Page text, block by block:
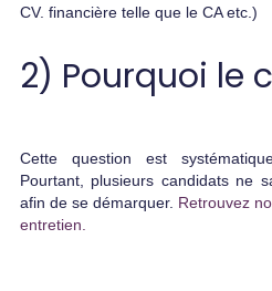
CV. financière telle que le CA etc.)
2) Pourquoi le
Cette question est
Pourtant, plusieurs candidats ne
afin de se démarquer. Retrouvez
entretien.